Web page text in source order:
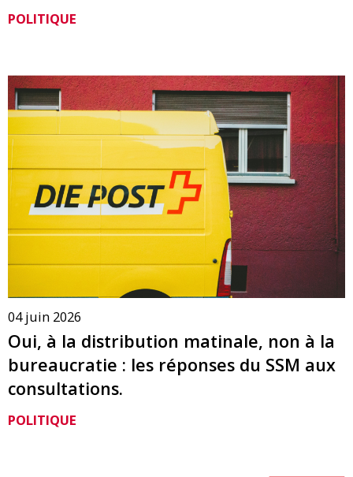
POLITIQUE
04 juin 2026
Oui, à la distribution matinale, non à la
bureaucratie : les réponses du SSM aux
consultations.
POLITIQUE